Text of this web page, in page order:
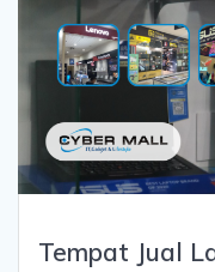
Tempat Jual